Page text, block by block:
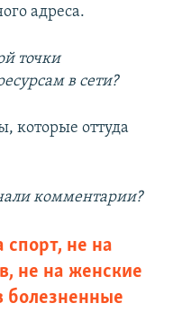
адреса.
точки
в сети?
которые оттуда
комментарии?
спорт, не на
не на женские